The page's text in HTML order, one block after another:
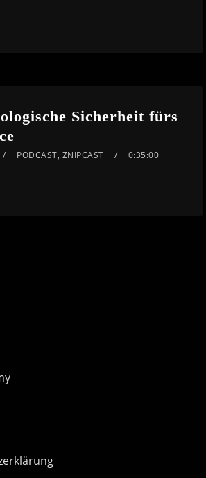
Sicherheit fürs
PODCAST, ZNIPCAST 0:35:00